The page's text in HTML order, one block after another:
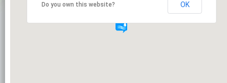
Do you own this website? OK